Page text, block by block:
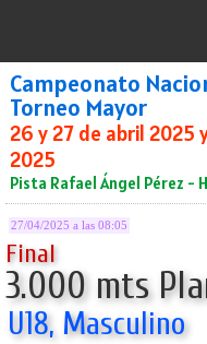
Campeonato
Torneo Mayor
26 y 27 de abril 2025
2025
Pista Rafael Ángel Pérez -
27/04/2025 a las 08:05
Final
3.000 mts
U18, Masculino